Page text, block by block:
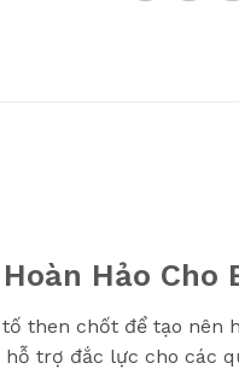
Hảo Cho
then chốt để tạo nên
trợ đắc lực cho các